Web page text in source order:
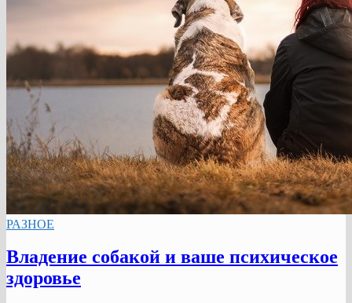
РАЗНОЕ
Владение собакой и ваше психическое
здоровье